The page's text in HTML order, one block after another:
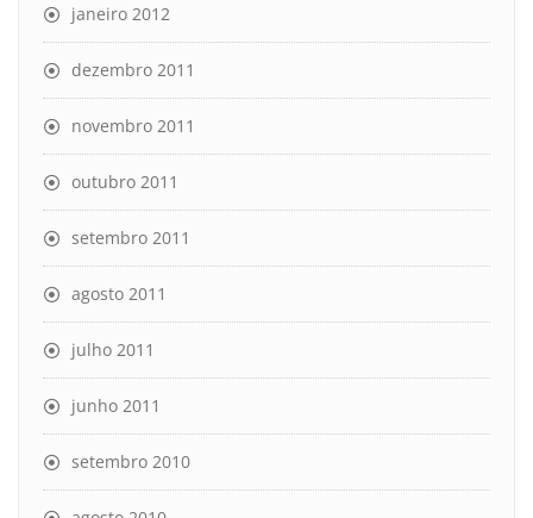
janeiro 2012
dezembro 2011
novembro 2011
outubro 2011
setembro 2011
agosto 2011
julho 2011
junho 2011
setembro 2010